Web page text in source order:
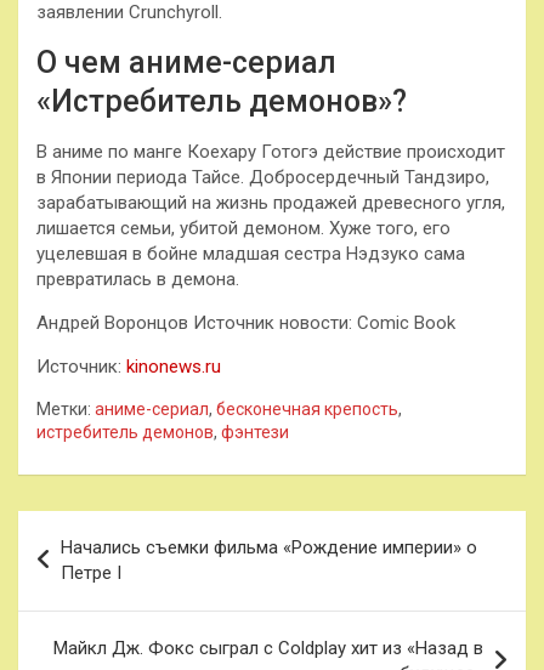
заявлении Crunchyroll.
О чем аниме-сериал
«Истребитель демонов»?
В аниме по манге Коехару Готогэ действие происходит
в Японии периода Тайсе. Добросердечный Тандзиро,
зарабатывающий на жизнь продажей древесного угля,
лишается семьи, убитой демоном. Хуже того, его
уцелевшая в бойне младшая сестра Нэдзуко сама
превратилась в демона.
Андрей Воронцов Источник новости: Comic Book
Источник: kinonews.ru
Метки: аниме-сериал, бесконечная крепость,
истребитель демонов, фэнтези
по
записям
Начались съемки фильма «Рождение империи» о
Петре I
Майкл Дж. Фокс сыграл с Coldplay хит из «Назад в